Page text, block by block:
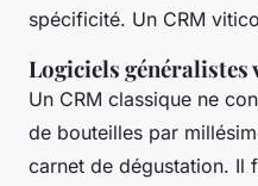
spécificité. Un CRM
Logiciels
Un CRM classique ne
de bouteilles par
carnet de dégustation. Il